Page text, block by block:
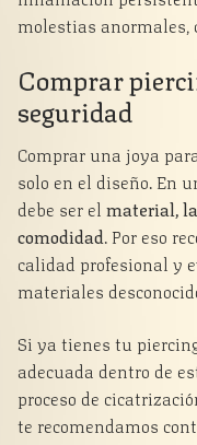
molestias anormales,
Comprar
seguridad
Comprar una joya
solo en el diseño. En
debe ser el material,
comodidad. Por eso
calidad profesional y
materiales
Si ya tienes tu
adecuada dentro de
proceso de
te recomendamos